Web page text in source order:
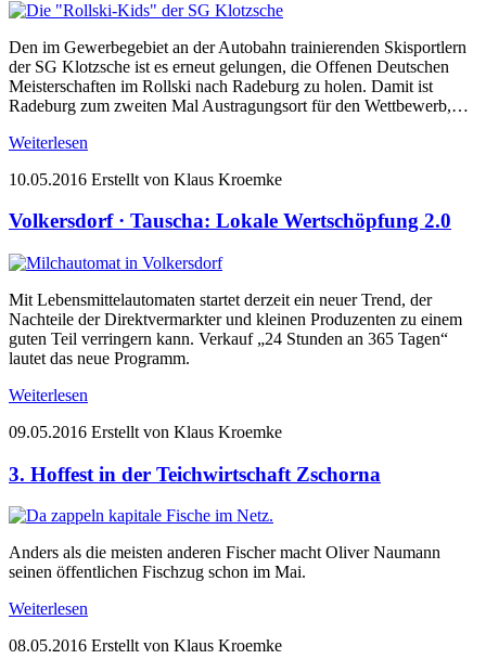
Den im Gewerbegebiet an der Autobahn trainierenden Skisportlern
der SG Klotzsche ist es erneut gelungen, die Offenen Deutschen
Meisterschaften im Rollski nach Radeburg zu holen. Damit ist
Radeburg zum zweiten Mal Austragungsort für den Wettbewerb,…
Weiterlesen
10.05.2016 Erstellt von Klaus Kroemke
Volkersdorf · Tauscha: Lokale Wertschöpfung 2.0
Mit Lebensmittelautomaten startet derzeit ein neuer Trend, der
Nachteile der Direktvermarkter und kleinen Produzenten zu einem
guten Teil verringern kann. Verkauf „24 Stunden an 365 Tagen“
lautet das neue Programm.
Weiterlesen
09.05.2016 Erstellt von Klaus Kroemke
3. Hoffest in der Teichwirtschaft Zschorna
Anders als die meisten anderen Fischer macht Oliver Naumann
seinen öffentlichen Fischzug schon im Mai.
Weiterlesen
08.05.2016 Erstellt von Klaus Kroemke